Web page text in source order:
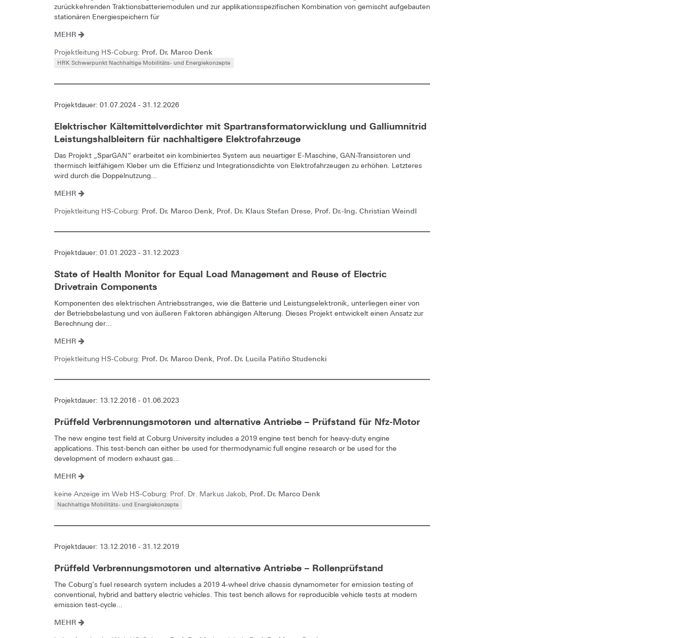
zurückkehrenden Traktionsbatteriemodulen und zur applikationsspezifischen Kombination von gemischt aufgebauten
stationären Energiespeichern für
MEHR
Projektleitung HS-Coburg: Prof. Dr. Marco Denk
HRK Schwerpunkt Nachhaltige Mobilitäts- und Energiekonzepte
Projektdauer: 01.07.2024 - 31.12.2026
Elektrischer Kältemittelverdichter mit Spartransformatorwicklung und Galliumnitrid
Leistungshalbleitern für nachhaltigere Elektrofahrzeuge
Das Projekt „SparGAN“ erarbeitet ein kombiniertes System aus neuartiger E-Maschine, GAN-Transistoren und
thermisch leitfähigem Kleber um die Effizienz und Integrationsdichte von Elektrofahrzeugen zu erhöhen. Letzteres
wird durch die Doppelnutzung...
MEHR
Projektleitung HS-Coburg: Prof. Dr. Marco Denk, Prof. Dr. Klaus Stefan Drese, Prof. Dr.-Ing. Christian Weindl
Projektdauer: 01.01.2023 - 31.12.2023
State of Health Monitor for Equal Load Management and Reuse of Electric
Drivetrain Components
Komponenten des elektrischen Antriebsstranges, wie die Batterie und Leistungselektronik, unterliegen einer von
der Betriebsbelastung und von äußeren Faktoren abhängigen Alterung. Dieses Projekt entwickelt einen Ansatz zur
Berechnung der...
MEHR
Projektleitung HS-Coburg: Prof. Dr. Marco Denk, Prof. Dr. Lucila Patiño Studencki
Projektdauer: 13.12.2016 - 01.06.2023
Prüffeld Verbrennungsmotoren und alternative Antriebe – Prüfstand für Nfz-Motor
The new engine test field at Coburg University includes a 2019 engine test bench for heavy-duty engine
applications. This test-bench can either be used for thermodynamic full engine research or be used for the
development of modern exhaust gas...
MEHR
keine Anzeige im Web HS-Coburg: Prof. Dr. Markus Jakob, Prof. Dr. Marco Denk
Nachhaltige Mobilitäts- und Energiekonzepte
Projektdauer: 13.12.2016 - 31.12.2019
Prüffeld Verbrennungsmotoren und alternative Antriebe – Rollenprüfstand
The Coburg’s fuel research system includes a 2019 4-wheel drive chassis dynamometer for emission testing of
conventional, hybrid and battery electric vehicles. This test bench allows for reproducible vehicle tests at modern
emission test-cycle...
MEHR